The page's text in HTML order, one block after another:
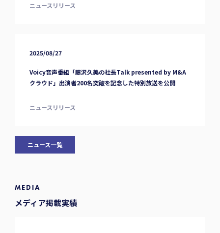
ニュースリリース
2025/08/27
Voicy音声番組「藤沢久美の社長Talk presented by M&A
クラウド」出演者200名突破を記念した特別放送を公開
ニュースリリース
ニュース一覧
MEDIA
メディア掲載実績